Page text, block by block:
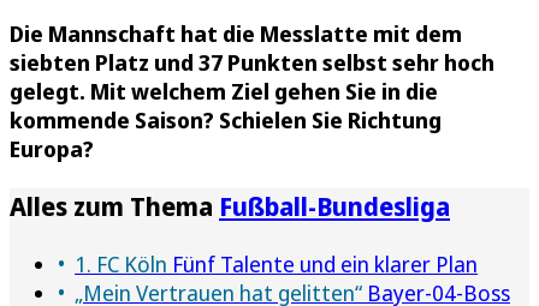
Die Mannschaft hat die Messlatte mit dem
siebten Platz und 37 Punkten selbst sehr hoch
gelegt. Mit welchem Ziel gehen Sie in die
kommende Saison? Schielen Sie Richtung
Europa?
Alles zum Thema Fußball-Bundesliga
1. FC Köln Fünf Talente und ein klarer Plan
„Mein Vertrauen hat gelitten“ Bayer-04-Boss